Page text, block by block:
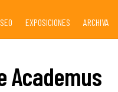
EXPOSICIONES ARCHIVA
Academus